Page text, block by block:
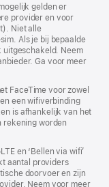
gelden er
provider en voor
Niet alle
Als je bij bepaalde
uitgeschakeld. Neem
Ga voor meer
FaceTime voor zowel
een wifi­verbinding
is afhankelijk van het
rekening worden
en ‘Bellen via wifi’
aantal providers
doorvoer en zijn
Neem voor meer